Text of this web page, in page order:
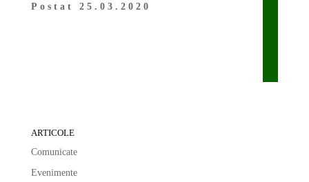
Postat 25.03.2020
ARTICOLE
Comunicate
Evenimente